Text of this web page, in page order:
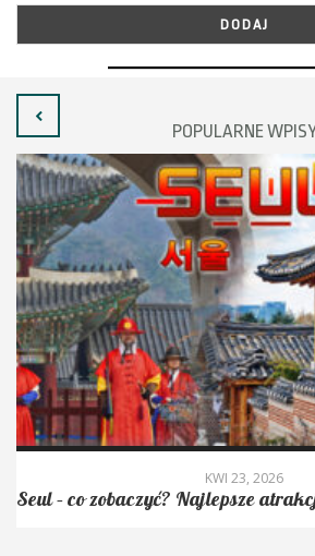
POPULARNE
KWI 23, 2026
Seul – co zobaczyć? Najlepsze